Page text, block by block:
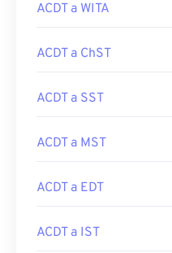
ACDT a WITA
ACDT a ChST
ACDT a SST
ACDT a MST
ACDT a EDT
ACDT a IST